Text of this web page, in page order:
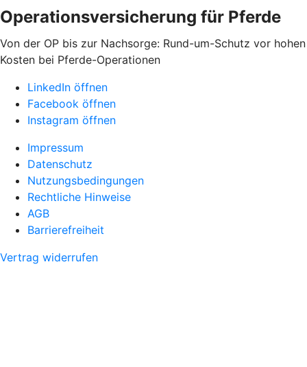
Operationsversicherung für Pferde
Von der OP bis zur Nachsorge: Rund-um-Schutz vor hohen
Kosten bei Pferde-Operationen
LinkedIn öffnen
Facebook öffnen
Instagram öffnen
Impressum
Datenschutz
Nutzungsbedingungen
Rechtliche Hinweise
AGB
Barrierefreiheit
Vertrag widerrufen